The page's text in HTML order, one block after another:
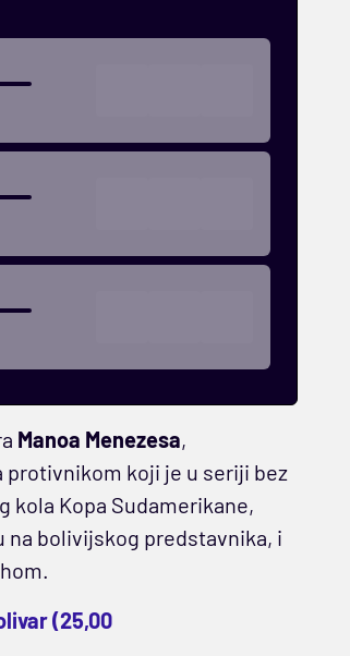
Manoa Menezesa,
protivnikom koji je u seriji bez
kola Kopa Sudamerikane,
bolivijskog predstavnika, i
(25,00